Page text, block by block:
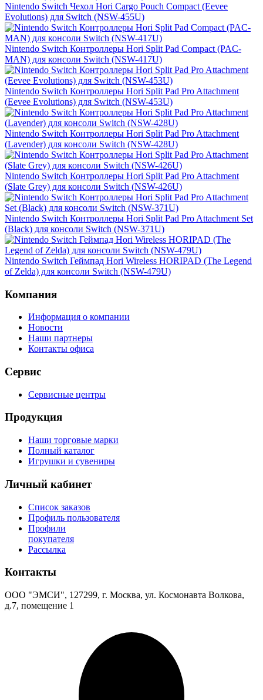
Nintendo Switch Чехол Hori Cargo Pouch Compact (Eevee
Evolutions) для Switch (NSW-455U)
Nintendo Switch Контроллеры Hori Split Pad Compact (PAC-
MAN) для консоли Switch (NSW-417U)
Nintendo Switch Контроллеры Hori Split Pad Pro Attachment
(Eevee Evolutions) для Switch (NSW-453U)
Nintendo Switch Контроллеры Hori Split Pad Pro Attachment
(Lavender) для консоли Switch (NSW-428U)
Nintendo Switch Контроллеры Hori Split Pad Pro Attachment
(Slate Grey) для консоли Switch (NSW-426U)
Nintendo Switch Контроллеры Hori Split Pad Pro Attachment Set
(Black) для консоли Switch (NSW-371U)
Nintendo Switch Геймпад Hori Wireless HORIPAD (The Legend
of Zelda) для консоли Switch (NSW-479U)
Компания
Информация о компании
Новости
Наши партнеры
Контакты офиса
Сервис
Сервисные центры
Продукция
Наши торговые марки
Полный каталог
Игрушки и сувениры
Личный кабинет
Список заказов
Профиль пользователя
Профили
покупателя
Рассылка
Контакты
ООО "ЭМСИ", 127299, г. Москва, ул. Космонавта Волкова,
д.7, помещение 1